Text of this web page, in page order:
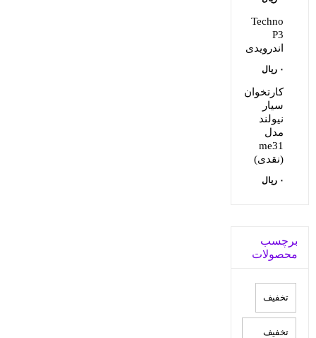
بود.
۷۵,۵۰۰,۰۰۰ ریال.
Techno
P3
اندرویدی
۰ ریال
کارتخوان
سيار
نيولند
مدل
me31
(نقدی)
۰ ریال
برچسب
محصولات
تخفيف
تخفیف